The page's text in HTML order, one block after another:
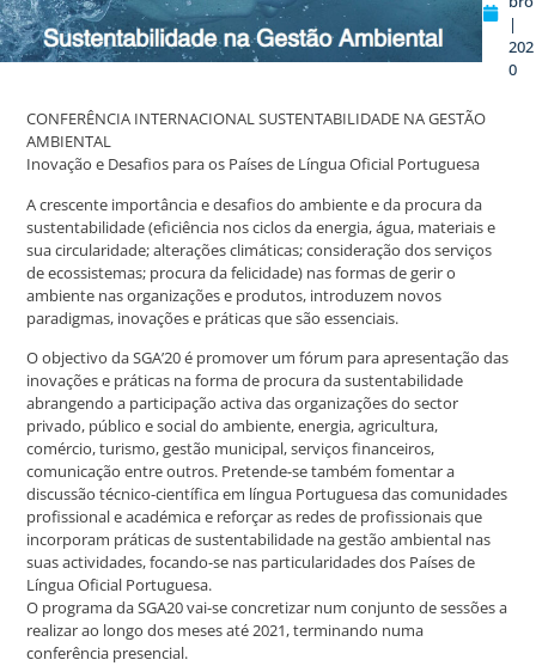
|
202
0
CONFERÊNCIA INTERNACIONAL SUSTENTABILIDADE NA GESTÃO
AMBIENTAL
Inovação e Desafios para os Países de Língua Oficial Portuguesa
A crescente importância e desafios do ambiente e da procura da
sustentabilidade (eficiência nos ciclos da energia, água, materiais e
sua circularidade; alterações climáticas; consideração dos serviços
de ecossistemas; procura da felicidade) nas formas de gerir o
ambiente nas organizações e produtos, introduzem novos
paradigmas, inovações e práticas que são essenciais.
O objectivo da SGA’20 é promover um fórum para apresentação das
inovações e práticas na forma de procura da sustentabilidade
abrangendo a participação activa das organizações do sector
privado, público e social do ambiente, energia, agricultura,
comércio, turismo, gestão municipal, serviços financeiros,
comunicação entre outros. Pretende-se também fomentar a
discussão técnico-científica em língua Portuguesa das comunidades
profissional e académica e reforçar as redes de profissionais que
incorporam práticas de sustentabilidade na gestão ambiental nas
suas actividades, focando-se nas particularidades dos Países de
Língua Oficial Portuguesa.
O programa da SGA20 vai-se concretizar num conjunto de sessões a
realizar ao longo dos meses até 2021, terminando numa
conferência presencial.